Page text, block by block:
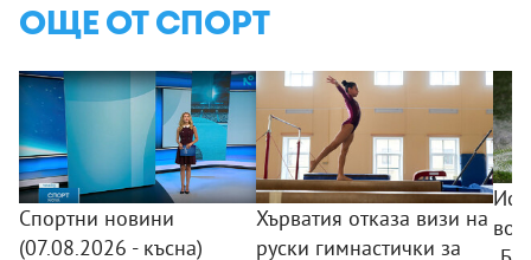
ОЩЕ ОТ СПОРТ
Спортни новини
(07.08.2026 - късна)
Хърватия отказа визи на
руски гимнастички за